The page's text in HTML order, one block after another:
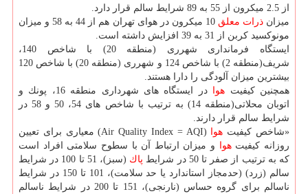
از 2.5 میكرون از 55 به 89 شرایط سالم قرار دارد.
میزانذرات معلق
10 میكرون در هوای تهران هم از 44 به 58 و میزان
مونوكسید كربن از 31 به 39 افزایش داشته است.
ایستگاه فرمانداری شهرری (منطقه 20) با شاخص 140،
شریف(منطقه 2) با شاخص 124 و شهرری (منطقه 20) با شاخص 120
بیشترین میزان آلودگی را دارا هستند.
همچنین كیفیت هوا
در ایستگاه های شهرداری منطقه 16، پونك و
اتوبان محلاتی(منطقه 14) به ترتیب با شاخص های 54، 50 و 58 در
شرایط سالم قرار دارند.
«شاخص كیفیت هوا
(Air Quality Index = AQI) معیاری برای تعیین
روزانه كیفیتهوا و میزان ارتباط آن با سطوح سلامتی افراد است
كه به ترتیب از صفر تا 50 در شرایط
پاك
(سبز)، 51 تا 100 در شرایط
سالم (زرد) (حدمجاز استاندارد یا حد سلامت)، 101 تا 150 در شرایط
ناسالم برای گروه حساس (نارنجی)، 151 تا 200 در شرایط ناسالم